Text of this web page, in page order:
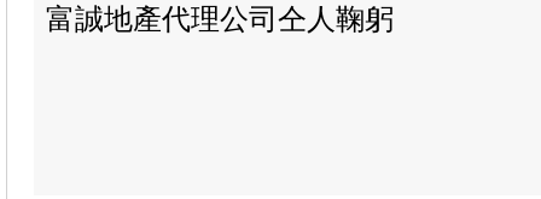
富誠地產代理公司仝人鞠躬